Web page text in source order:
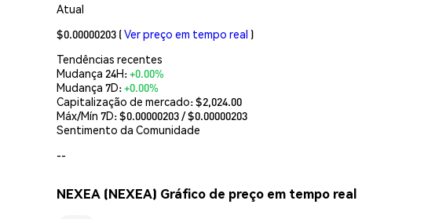
Atual
$0.00000203 (Ver preço em tempo real )
Tendências recentes
Mudança 24H:+0.00%
Mudança 7D:+0.00%
Capitalização de mercado:$2,024.00
Máx/Mín 7D: $0.00000203/ $0.00000203
Sentimento da Comunidade
--
NEXEA (NEXEA) Gráfico de preço em tempo real